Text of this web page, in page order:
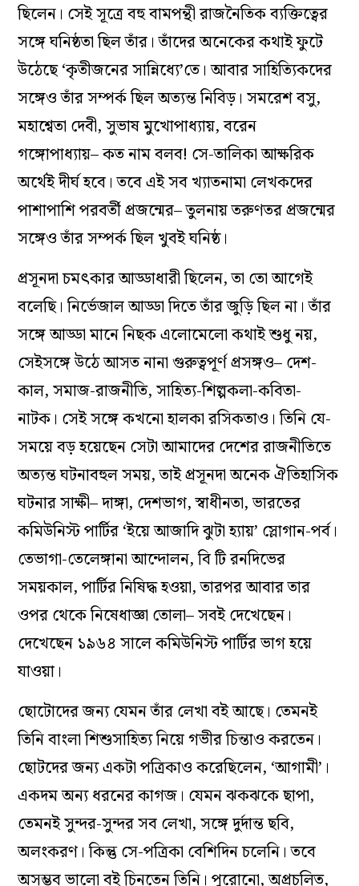
ছিলেন। সেই সূত্রে বহু বামপন্থী রাজনৈতিক ব্যক্তিত্বের
সঙ্গে ঘনিষ্ঠতা ছিল তাঁর। তাঁদের অনেকের কথাই ফুটে
উঠেছে ‘কৃতীজনের সান্নিধ্যে’তে। আবার সাহিত্যিকদের
সঙ্গেও তাঁর সম্পর্ক ছিল অত্যন্ত নিবিড়। সমরেশ বসু,
মহাশ্বেতা দেবী, সুভাষ মুখোপাধ্যায়, বরেন
গঙ্গোপাধ্যায়– কত নাম বলব! সে-তালিকা আক্ষরিক
অর্থেই দীর্ঘ হবে। তবে এই সব খ্যাতনামা লেখকদের
পাশাপাশি পরবর্তী প্রজন্মের– তুলনায় তরুণতর প্রজন্মের
সঙ্গেও তাঁর সম্পর্ক ছিল খুবই ঘনিষ্ঠ।
প্রসূনদা চমৎকার আড্ডাধারী ছিলেন, তা তো আগেই
বলেছি। নির্ভেজাল আড্ডা দিতে তাঁর জুড়ি ছিল না। তাঁর
সঙ্গে আড্ডা মানে নিছক এলোমেলো কথাই শুধু নয়,
সেইসঙ্গে উঠে আসত নানা গুরুত্বপূর্ণ প্রসঙ্গও– দেশ-
কাল, সমাজ-রাজনীতি, সাহিত্য-শিল্পকলা-কবিতা-
নাটক। সেই সঙ্গে কখনো হালকা রসিকতাও। তিনি যে-
সময়ে বড় হয়েছেন সেটা আমাদের দেশের রাজনীতিতে
অত্যন্ত ঘটনাবহুল সময়, তাই প্রসূনদা অনেক ঐতিহাসিক
ঘটনার সাক্ষী– দাঙ্গা, দেশভাগ, স্বাধীনতা, ভারতের
কমিউনিস্ট পার্টির ‘ইয়ে আজাদি ঝুটা হ্যায়’ স্লোগান-পর্ব।
তেভাগা-তেলেঙ্গানা আন্দোলন, বি টি রনদিভের
সময়কাল, পার্টির নিষিদ্ধ হওয়া, তারপর আবার তার
ওপর থেকে নিষেধাজ্ঞা তোলা– সবই দেখেছেন।
দেখেছেন ১৯৬৪ সালে কমিউনিস্ট পার্টির ভাগ হয়ে
যাওয়া।
ছোটোদের জন্য যেমন তাঁর লেখা বই আছে। তেমনই
তিনি বাংলা শিশুসাহিত্য নিয়ে গভীর চিন্তাও করতেন।
ছোটদের জন্য একটা পত্রিকাও করেছিলেন, ‘আগামী’।
একদম অন্য ধরনের কাগজ। যেমন ঝকঝকে ছাপা,
তেমনই সুন্দর-সুন্দর সব লেখা, সঙ্গে দুর্দান্ত ছবি,
অলংকরণ। কিন্তু সে-পত্রিকা বেশিদিন চলেনি। তবে
অসম্ভব ভালো বই চিনতেন তিনি। পুরোনো, অপ্রচলিত,